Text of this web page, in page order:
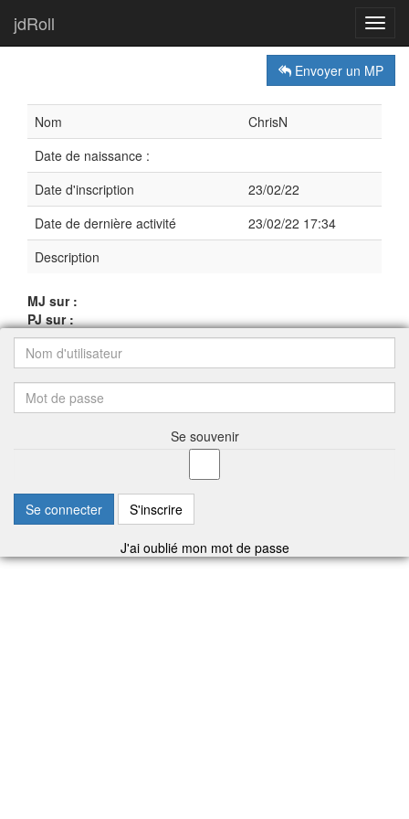
jdRoll
Envoyer un MP
Nom
ChrisN
Date de naissance :
Date d'inscription
23/02/22
Date de dernière activité
23/02/22 17:34
Description
MJ sur :
PJ sur :
Se souvenir
Se connecter S'inscrire
J'ai oublié mon mot de passe